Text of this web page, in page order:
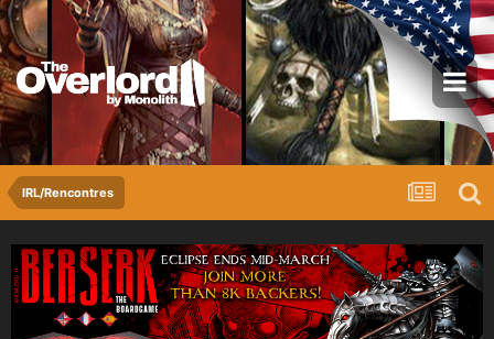
IRL/Rencontres